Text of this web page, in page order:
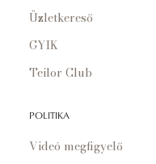
Üzletkereső
GYIK
Teilor Club
POLITIKA
Videó megfigyelő